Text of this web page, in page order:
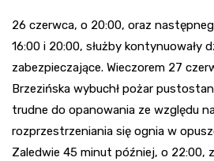
26 czerwca, o 20:00, oraz
16:00 i 20:00, służby kontynuowały
zabezpieczające. Wieczorem 27
Brzezińska wybuchł pożar
trudne do opanowania ze względu
rozprzestrzeniania się ognia w
Zaledwie 45 minut później, o 22:00,